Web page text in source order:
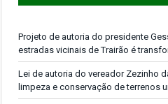
Projeto de autoria do presidente
estradas vicinais de Trairão é
Lei de autoria do vereador Zezinho
limpeza e conservação de terrenos